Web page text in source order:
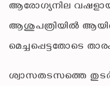
ആരോഗ്യനില
ആശുപത്രിയില്‍
മെച്ചപ്പെട്ടതോടെ
ശ്വാസതടസത്തെ